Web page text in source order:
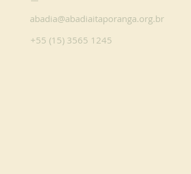
abadia@abadiaitaporanga.org.br
+55 (15) 3565 1245